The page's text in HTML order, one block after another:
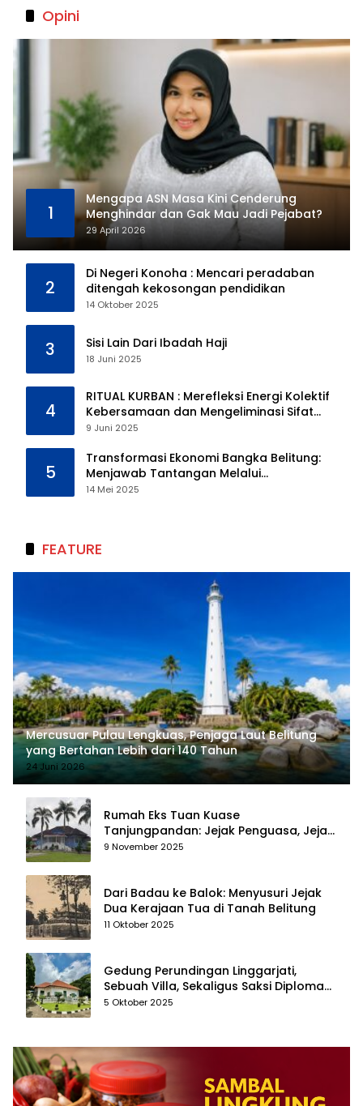
Opini
1
Mengapa ASN Masa Kini Cenderung
Menghindar dan Gak Mau Jadi Pejabat?
29 April 2026
2
Di Negeri Konoha : Mencari peradaban
ditengah kekosongan pendidikan
14 Oktober 2025
3 Sisi Lain Dari Ibadah Haji
18 Juni 2025
4
RITUAL KURBAN : Merefleksi Energi Kolektif
Kebersamaan dan Mengeliminasi Sifat
Kebinatangan Manusia
9 Juni 2025
5
Transformasi Ekonomi Bangka Belitung:
Menjawab Tantangan Melalui
Pengelolaan Sumber Daya Alam yang
14 Mei 2025
FEATURE
Mercusuar Pulau Lengkuas, Penjaga Laut Belitung
yang Bertahan Lebih dari 140 Tahun
24 Juni 2026
Rumah Eks Tuan Kuase
Tanjungpandan: Jejak Penguasa, Jejak
Kenangan
9 November 2025
Dari Badau ke Balok: Menyusuri Jejak
Dua Kerajaan Tua di Tanah Belitung
11 Oktober 2025
Gedung Perundingan Linggarjati,
Sebuah Villa, Sekaligus Saksi Diplomasi
yang Mengubah Arah Bangsa
5 Oktober 2025